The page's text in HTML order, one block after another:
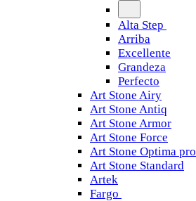
Alta Step
Arriba
Excellente
Grandeza
Perfecto
Art Stone Airy
Art Stone Antiq
Art Stone Armor
Art Stone Force
Art Stone Optima pro
Art Stone Standard
Artek
Fargo